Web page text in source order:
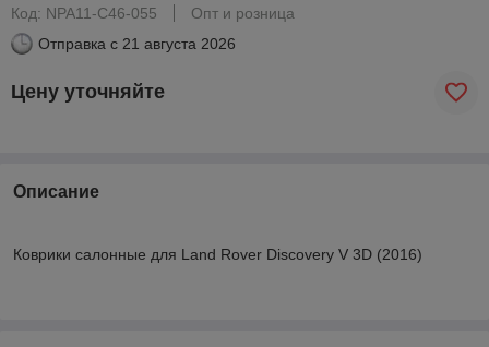
Код: NPA11-C46-055
Опт и розница
Отправка с 21 августа 2026
Цену уточняйте
Описание
Коврики салонные для Land Rover Discovery V 3D (2016)